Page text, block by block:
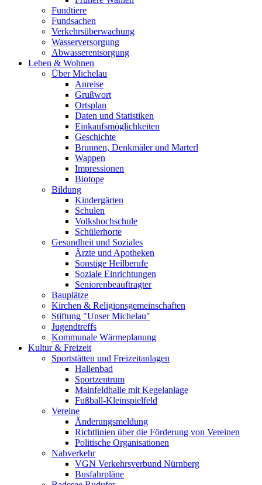
Fundtiere
Fundsachen
Verkehrsüberwachung
Wasserversorgung
Abwasserentsorgung
Leben & Wohnen
Über Michelau
Anreise
Grußwort
Ortsplan
Daten und Statistiken
Einkaufsmöglichkeiten
Geschichte
Brunnen, Denkmäler und Marterl
Wappen
Impressionen
Biotope
Bildung
Kindergärten
Schulen
Volkshochschule
Schülerhorte
Gesundheit und Soziales
Ärzte und Apotheken
Sonstige Heilberufe
Soziale Einrichtungen
Seniorenbeauftragter
Bauplätze
Kirchen & Religionsgemeinschaften
Stiftung "Unser Michelau"
Jugendtreffs
Kommunale Wärmeplanung
Kultur & Freizeit
Sportstätten und Freizeitanlagen
Hallenbad
Sportzentrum
Mainfeldhalle mit Kegelanlage
Fußball-Kleinspielfeld
Vereine
Änderungsmeldung
Richtlinien über die Förderung von Vereinen
Politische Organisationen
Nahverkehr
VGN Verkehrsverbund Nürnberg
Busfahrpläne